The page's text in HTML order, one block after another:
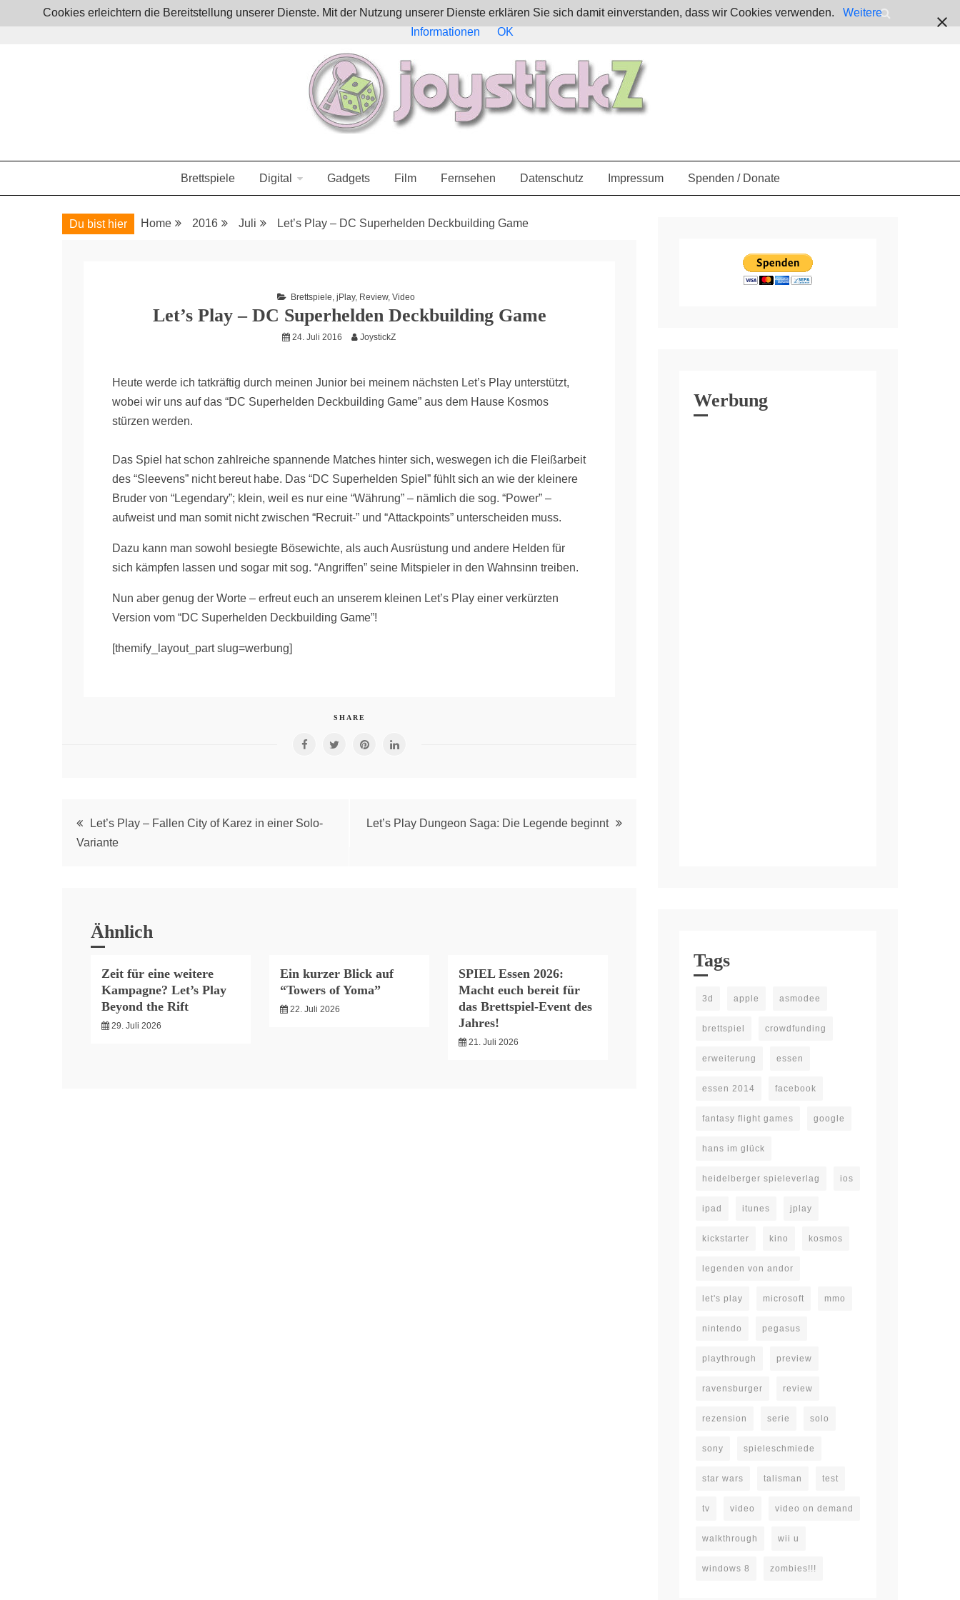
to
JoystickZ
Brettspiele Digital Gadgets Film Fernsehen Datenschutz Impressum Spenden / Donate
Du bist hier Home 2016 Juli Let’s Play – DC Superhelden Deckbuilding Game
Brettspiele, jPlay, Review, Video
Let’s Play – DC Superhelden Deckbuilding Game
24. Juli 2016 JoystickZ
Heute werde ich tatkräftig durch meinen Junior bei meinem nächsten Let’s Play unterstützt,
wobei wir uns auf das “DC Superhelden Deckbuilding Game” aus dem Hause Kosmos
stürzen werden.
Das Spiel hat schon zahlreiche spannende Matches hinter sich, weswegen ich die Fleißarbeit
des “Sleevens” nicht bereut habe. Das “DC Superhelden Spiel” fühlt sich an wie der kleinere
Bruder von “Legendary”; klein, weil es nur eine “Währung” – nämlich die sog. “Power” –
aufweist und man somit nicht zwischen “Recruit-” und “Attackpoints” unterscheiden muss.
Dazu kann man sowohl besiegte Bösewichte, als auch Ausrüstung und andere Helden für
sich kämpfen lassen und sogar mit sog. “Angriffen” seine Mitspieler in den Wahnsinn treiben.
Nun aber genug der Worte – erfreut euch an unserem kleinen Let’s Play einer verkürzten
Version vom “DC Superhelden Deckbuilding Game”!
[themify_layout_part slug=werbung]
SHARE
PostLet’s Play – Fallen City of Karez in einer Solo-
Variante
Let’s Play Dungeon Saga: Die Legende beginnt
Ähnlich
Zeit für eine weitere
Kampagne? Let’s Play
Beyond the Rift
29. Juli 2026
Ein kurzer Blick auf
“Towers of Yoma”
22. Juli 2026
SPIEL Essen 2026:
Macht euch bereit für
das Brettspiel-Event des
Jahres!
21. Juli 2026
Werbung
Tags
3d apple asmodee
brettspiel crowdfunding
erweiterung essen
essen 2014 facebook
fantasy flight games google
hans im glück
heidelberger spieleverlag ios
ipad itunes jplay
kickstarter kino kosmos
legenden von andor
let's play microsoft mmo
nintendo pegasus
playthrough preview
ravensburger review
rezension serie solo
sony spieleschmiede
star wars talisman test
tv video video on demand
walkthrough wii u
windows 8 zombies!!!
Cookies erleichtern die Bereitstellung unserer Dienste. Mit der Nutzung unserer Dienste erklären Sie sich damit einverstanden, dass wir Cookies verwenden.
Weitere
Informationen
OK